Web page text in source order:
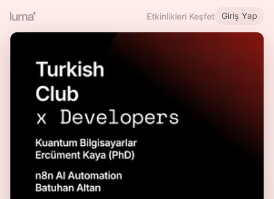
Etkinlikleri Keşfet Giriş Yap